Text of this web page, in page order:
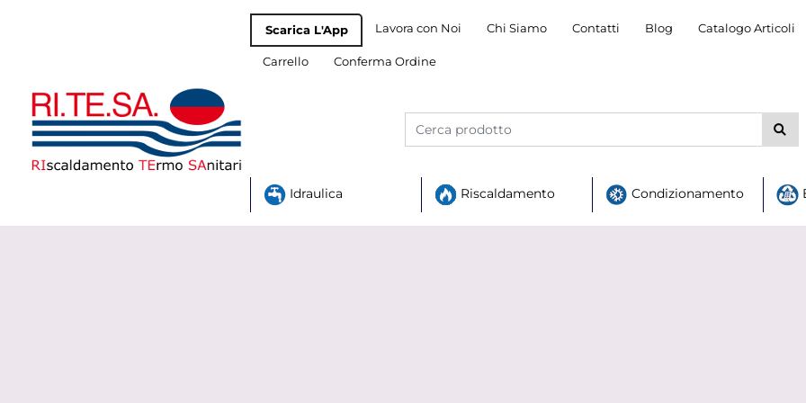
Scarica L'App Lavora con Noi Chi Siamo Contatti Blog Catalogo Articoli
Carrello Conferma Ordine
Idraulica Riscaldamento Condizionamento